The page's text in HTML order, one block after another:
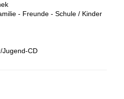
- Freunde - Schule / Kinder
Jugend-CD